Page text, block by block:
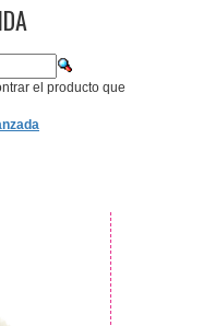
el producto que